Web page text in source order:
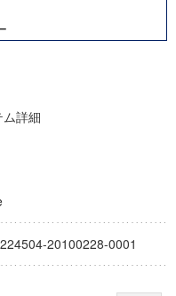
ュート
ログラム市民社会ガバナンス
ログラム論理と感性の先端的
グラム「超成熟社会発展のサ
詳細
20100228-0001